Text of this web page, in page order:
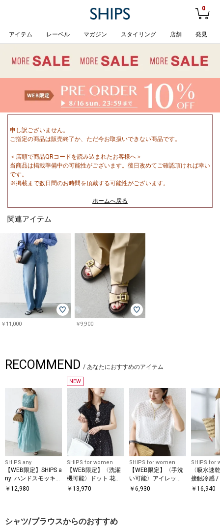
0
アイテム レーベル マガジン スタイリング 店舗 発見
申し訳ございません。
ご指定の商品は販売終了か、ただ今お取扱いできない商品です。
＜店頭で商品QRコードを読み込まれたお客様へ＞
当商品は掲載準備中の可能性がございます。後日改めてご確認頂ければ幸い
です。
※掲載まで数日間のお時間を頂戴する可能性がございます。
ホームへ戻る
関連アイテム
￥11,000 ￥9,900
RECOMMEND / あなたにおすすめのアイテム
SHIPS any
【WEB限定】SHIPS a
ny: ハンドスモッキン
グ コットン フレア
￥ 12,980
NEW
SHIPS for women
【WEB限定】〈洗濯
機可能〉ドット 花柄
サイド プリーツ フレ
￥13,970
SHIPS for women
【WEB限定】〈手洗
い可能〉アイレット
クルーネック プルオ
￥ 6,930
SHIPS for
〈吸水速
接触冷感 /
能〉ツイ
￥16,940
シャツ/ブラウスからのおすすめ